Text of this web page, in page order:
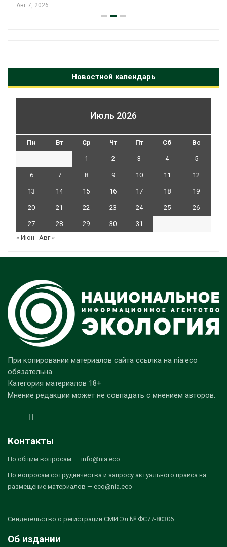
Авг 7, 2026
Новостной календарь
Июль 2026
Пн Вт Ср Чт Пт Сб Вс
1 2 3 4 5
6 7 8 9 10 11 12
13 14 15 16 17 18 19
20 21 22 23 24 25 26
27 28 29 30
31
« Июн
Авг »
При копировании материалов сайта ссылка на nia.eco
обязательна.
Категория материалов 18+
Мнение редакции может не совпадать с мнением авторов.
Контакты
По общим вопросам — info@nia.eco
По вопросам сотрудничества и запросу актуального прайса на
размещение материалов — eco@nia.eco
Свидетельство о регистрации СМИ Эл № ФС77-80306
Об издании